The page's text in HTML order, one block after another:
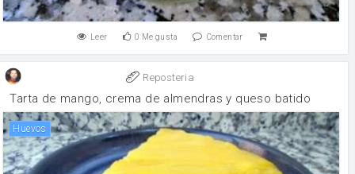
Leer 0 Me gusta Comentar
Reposteria
Tarta de mango, crema de almendras y queso batido
huevos